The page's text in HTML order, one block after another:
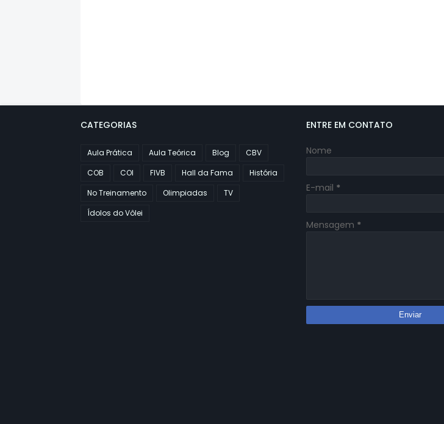
CATEGORIAS
Aula Prática Aula Teórica Blog
CBV
COB
COI FIVB Hall da Fama
História
No Treinamento
Olimpiadas
TV
Ídolos do Vôlei
ENTRE EM CONTATO
Nome
E-mail *
Mensagem *